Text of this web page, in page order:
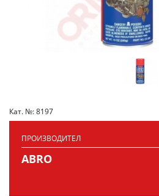
Кат. №: 8197
ПРОИЗВОДИТЕЛ
ABRO